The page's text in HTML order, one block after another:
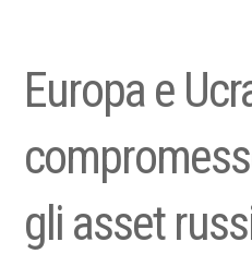
Europa e
gli asset